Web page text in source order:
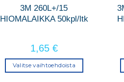
3M 260L+/15
HIOMALAIKKA 50kpl/ltk
1,65 €
Valitse vaihtoehdoista